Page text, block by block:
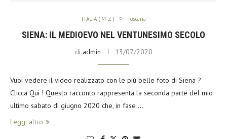
ITALIA ( M-Z ) Toscana
SIENA: IL MEDIOEVO NEL VENTUNESIMO SECOLO
di admin 13/07/2020
Vuoi vedere il video realizzato con le più belle foto di Siena ?
Clicca Qui ! Questo racconto rappresenta la seconda parte del mio
ultimo sabato di giugno 2020 che, in fase …
Leggi altro